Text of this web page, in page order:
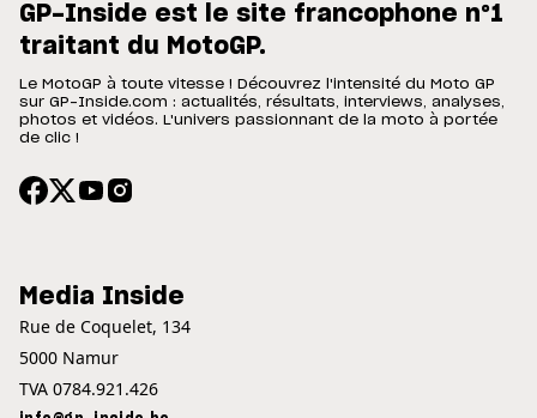
GP-Inside est le site francophone n°1
traitant du MotoGP.
Le MotoGP à toute vitesse ! Découvrez l'intensité du Moto GP
sur GP-Inside.com : actualités, résultats, interviews, analyses,
photos et vidéos. L'univers passionnant de la moto à portée
de clic !
Media Inside
Rue de Coquelet, 134
5000 Namur
TVA 0784.921.426